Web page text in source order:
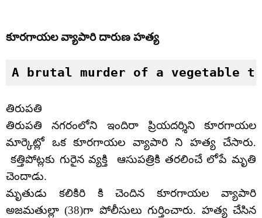
కూరగాయల వ్యాపారి దారుణ హత్య
A brutal murder of a vegetable
తిరుపతి
తిరుపతి నగరంలోని ఇందిరా ప్రియదర్శిని కూరగాయల
మార్కెట్లో ఒక కూరగాయల వ్యాపారి ని హత్య చేసారు.
కత్తిపోట్లకు గురైన వ్యక్తి ఆసుపత్రికి తరలించే లోపే మృతి
చెందాడు.
మృతుడు కలికిరి కి చెందిన కూరగాయల వ్యాపారి
అజమతుల్లా (38)గా పోలీసులు గుర్తించారు. హత్య చేసిన